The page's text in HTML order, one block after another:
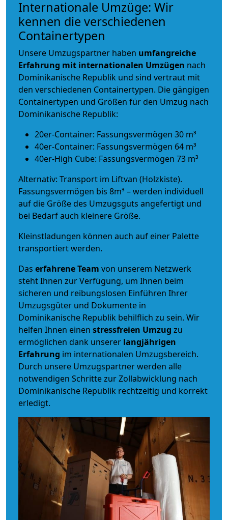
Internationale Umzüge: Wir
kennen die verschiedenen
Containertypen
Unsere Umzugspartner haben umfangreiche
Erfahrung mit internationalen Umzügen nach
Dominikanische Republik und sind vertraut mit
den verschiedenen Containertypen. Die gängigen
Containertypen und Größen für den Umzug nach
Dominikanische Republik:
20er-Container: Fassungsvermögen 30 m³
40er-Container: Fassungsvermögen 64 m³
40er-High Cube: Fassungsvermögen 73 m³
Alternativ: Transport im Liftvan (Holzkiste).
Fassungsvermögen bis 8m³ – werden individuell
auf die Größe des Umzugsguts angefertigt und
bei Bedarf auch kleinere Größe.
Kleinstladungen können auch auf einer Palette
transportiert werden.
Das erfahrene Team von unserem Netzwerk
steht Ihnen zur Verfügung, um Ihnen beim
sicheren und reibungslosen Einführen Ihrer
Umzugsgüter und Dokumente in
Dominikanische Republik behilflich zu sein. Wir
helfen Ihnen einen stressfreien Umzug zu
ermöglichen dank unserer langjährigen
Erfahrung im internationalen Umzugsbereich.
Durch unsere Umzugspartner werden alle
notwendigen Schritte zur Zollabwicklung nach
Dominikanische Republik rechtzeitig und korrekt
erledigt.